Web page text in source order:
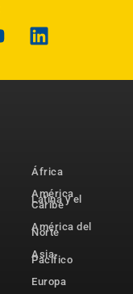
África
América
Latina y el
Caribe
América del
Norte
Asia-
Pacífico
Europa